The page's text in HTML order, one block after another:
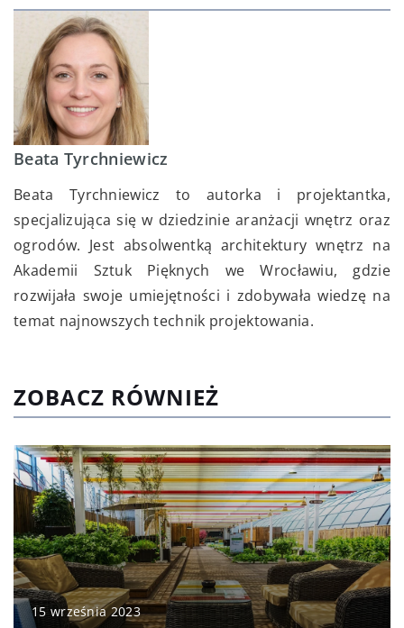
Beata Tyrchniewicz
Beata Tyrchniewicz to autorka i projektantka,
specjalizująca się w dziedzinie aranżacji wnętrz oraz
ogrodów. Jest absolwentką architektury wnętrz na
Akademii Sztuk Pięknych we Wrocławiu, gdzie
rozwijała swoje umiejętności i zdobywała wiedzę na
temat najnowszych technik projektowania.
ZOBACZ RÓWNIEŻ
15 września 2023